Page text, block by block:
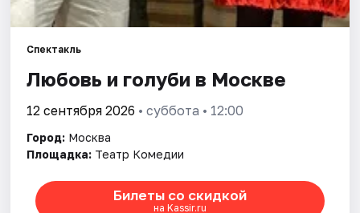
Спектакль
Любовь и голуби в Москве
12 сентября 2026 • суббота • 12:00
Город: Москва
Площадка: Театр Комедии
Билеты со скидкой
на Kassir.ru